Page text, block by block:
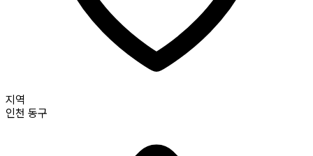
지역
인천 동구